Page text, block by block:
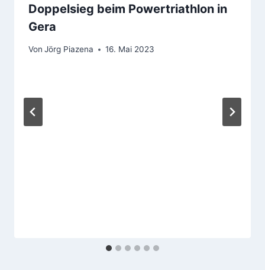
Doppelsieg beim Powertriathlon in
Gera
Von Jörg Piazena 16. Mai 2023